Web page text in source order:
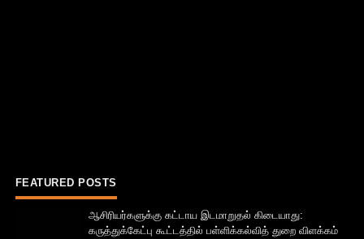
FEATURED POSTS
ஆசிரியர்களுக்கு கட்டாய இடமாறுதல் கிடையாது:
கருத்துக்கேட்பு கூட்டத்தில் பள்ளிக்கல்வித் துறை விளக்கம்